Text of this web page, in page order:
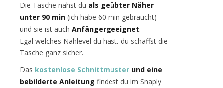
Die Tasche nähst du als geübter Näher
unter 90 min (ich habe 60 min gebraucht)
und sie ist auch Anfängergeeignet.
Egal welches Nählevel du hast, du schaffst die
Tasche ganz sicher.
Das kostenlose Schnittmuster und eine
bebilderte Anleitung findest du im Snaply